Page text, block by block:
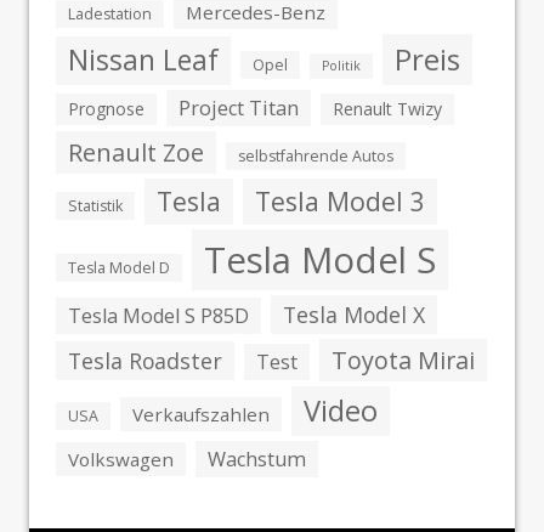
Ladestation Mercedes-Benz
Nissan Leaf Opel Politik Preis
Prognose Project Titan Renault Twizy
Renault Zoe selbstfahrende Autos
Statistik Tesla Tesla Model 3
Tesla Model D Tesla Model S
Tesla Model S P85D
Tesla Model X
Tesla Roadster
Test Toyota Mirai
USA Verkaufszahlen Video
Volkswagen Wachstum